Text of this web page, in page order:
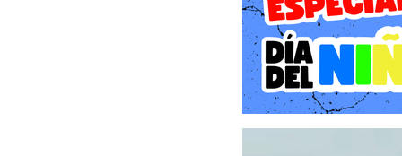
Human: Fall Flat es un
En cada nivel hay un
hasta montañas
rutas en cada nivel y